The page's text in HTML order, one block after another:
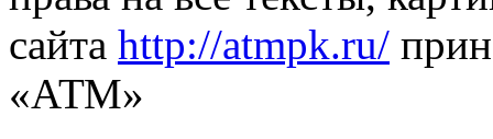
сайта http://atmpk.ru/
«АТМ»